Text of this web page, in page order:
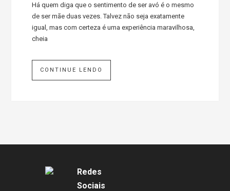
Há quem diga que o sentimento de ser avó é o mesmo
de ser mãe duas vezes. Talvez não seja exatamente
igual, mas com certeza é uma experiência maravilhosa,
cheia
CONTINUE LENDO
Redes
Sociais